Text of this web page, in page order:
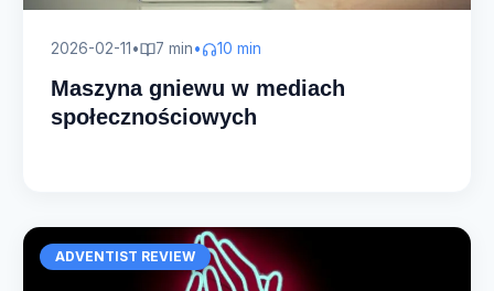
2026-02-11 • 7 min• 10 min
Maszyna gniewu w mediach
społecznościowych
ADVENTIST REVIEW